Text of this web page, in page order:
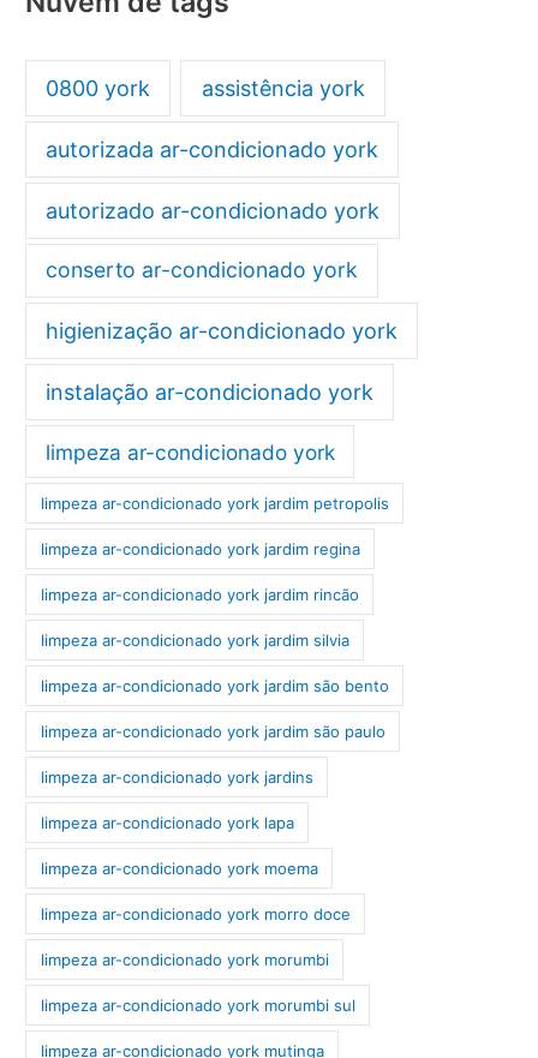
0800 york assistência york
autorizada ar-condicionado york
autorizado ar-condicionado york
conserto ar-condicionado york
higienização ar-condicionado york
instalação ar-condicionado york
limpeza ar-condicionado york
limpeza ar-condicionado york jardim petropolis
limpeza ar-condicionado york jardim regina
limpeza ar-condicionado york jardim rincão
limpeza ar-condicionado york jardim silvia
limpeza ar-condicionado york jardim são bento
limpeza ar-condicionado york jardim são paulo
limpeza ar-condicionado york jardins
limpeza ar-condicionado york lapa
limpeza ar-condicionado york moema
limpeza ar-condicionado york morro doce
limpeza ar-condicionado york morumbi
limpeza ar-condicionado york morumbi sul
limpeza ar-condicionado york mutinga